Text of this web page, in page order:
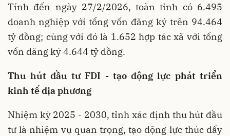
Tính đến ngày 27/2/2026, toàn tỉnh có 6.495
doanh nghiệp với tổng vốn đăng ký trên 94.464
tỷ đồng; cùng với đó là 1.652 hợp tác xã với tổng
vốn đăng ký 4.644 tỷ đồng.
Thu hút đầu tư FDI - tạo động lực phát triển
kinh tế địa phương
Nhiệm kỳ 2025 - 2030, tỉnh xác định thu hút đầu
tư là nhiệm vụ quan trọng, tạo động lực thúc đẩy